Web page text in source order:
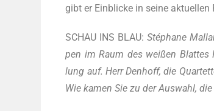
gibt er Ein­bli­cke in sei­ne aktu­el­len
SCHAU INS BLAU:Sté­pha­ne
pen im Raum des wei­ßen Blat­tes
lung auf. Herr Den­hoff, die
Wie kamen Sie zu der Aus­wahl,